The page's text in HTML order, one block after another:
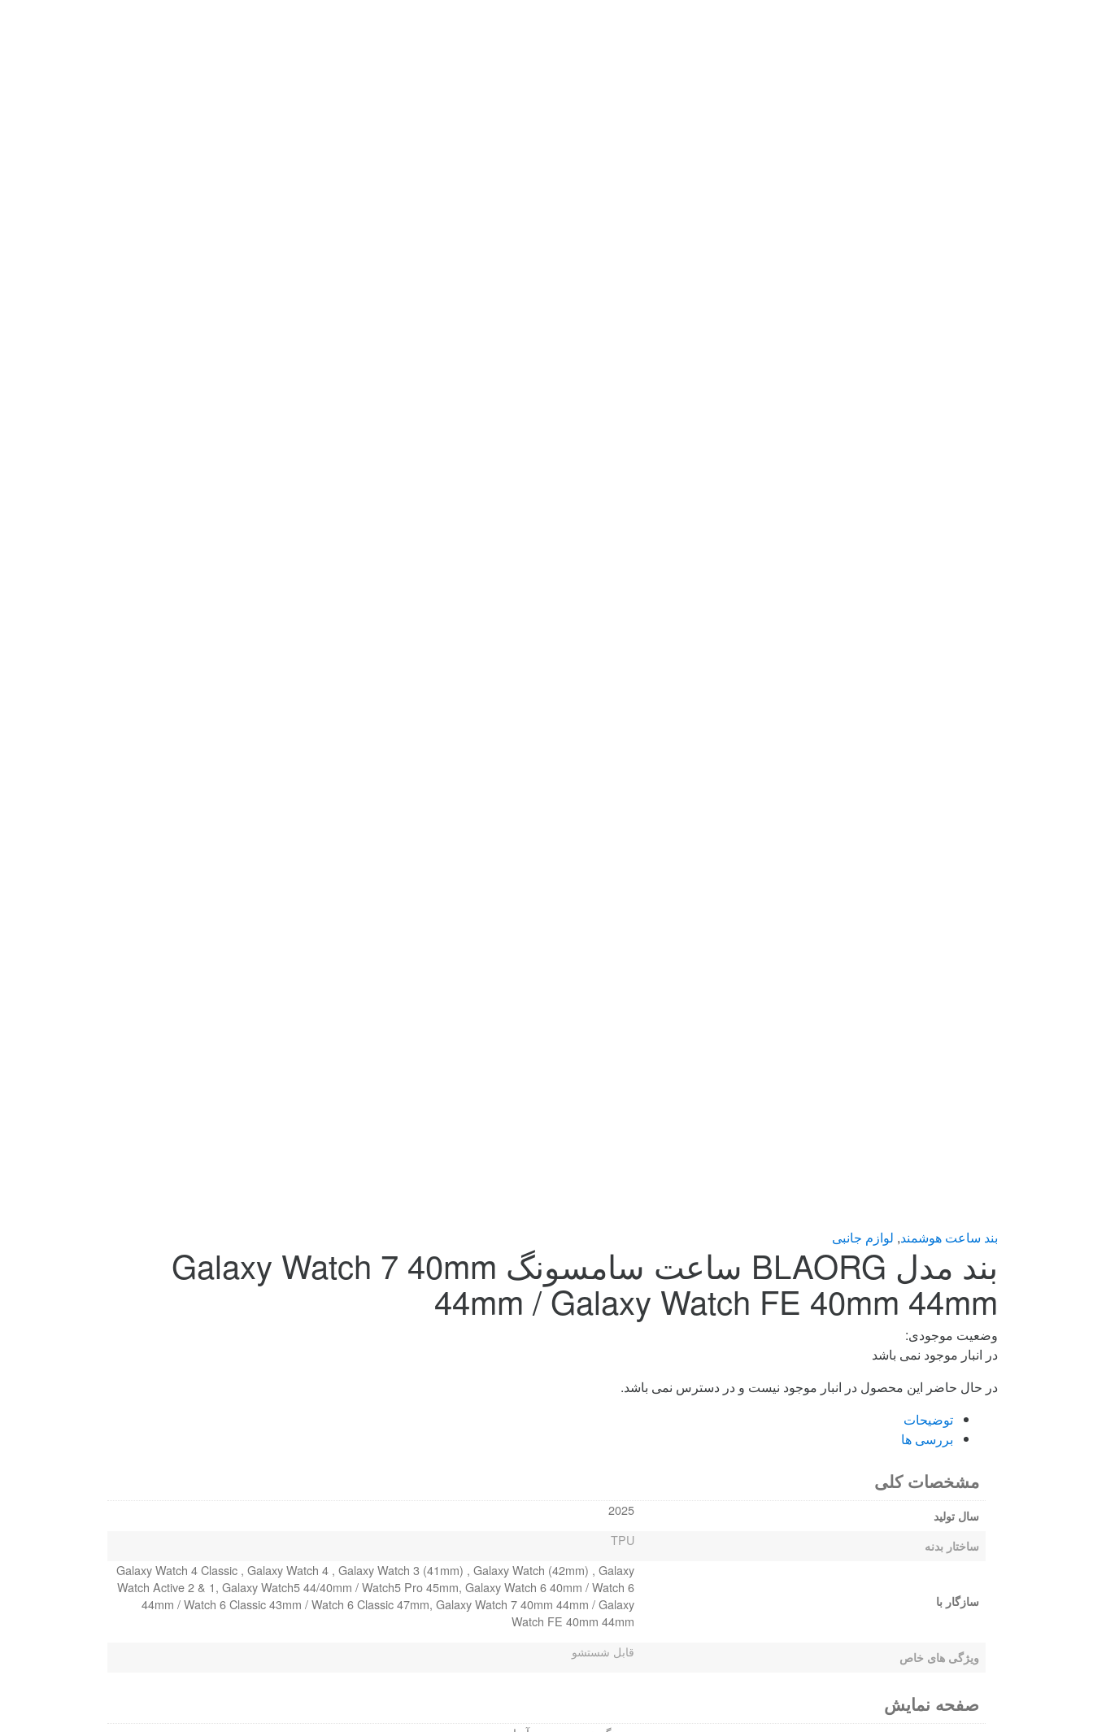
بند ساعت هوشمند, لوازم جانبی
بند مدل BLAORG ساعت سامسونگ Galaxy Watch 7 40mm
44mm / Galaxy Watch FE 40mm 44mm
وضعیت موجودی:
در انبار موجود نمی باشد
در حال حاضر این محصول در انبار موجود نیست و در دسترس نمی باشد.
توضیحات
بررسی ها
مشخصات کلی
سال تولید 2025
ساختار بدنه TPU
سازگار با
Galaxy Watch 4 Classic , Galaxy Watch 4 , Galaxy Watch 3 (41mm) , Galaxy Watch (42mm) , Galaxy
Watch Active 2 & 1, Galaxy Watch5 44/40mm / Watch5 Pro 45mm, Galaxy Watch 6 40mm / Watch 6
44mm / Watch 6 Classic 43mm / Watch 6 Classic 47mm, Galaxy Watch 7 40mm 44mm / Galaxy
Watch FE 40mm 44mm
ویژگی های خاص قابل شستشو
صفحه نمایش